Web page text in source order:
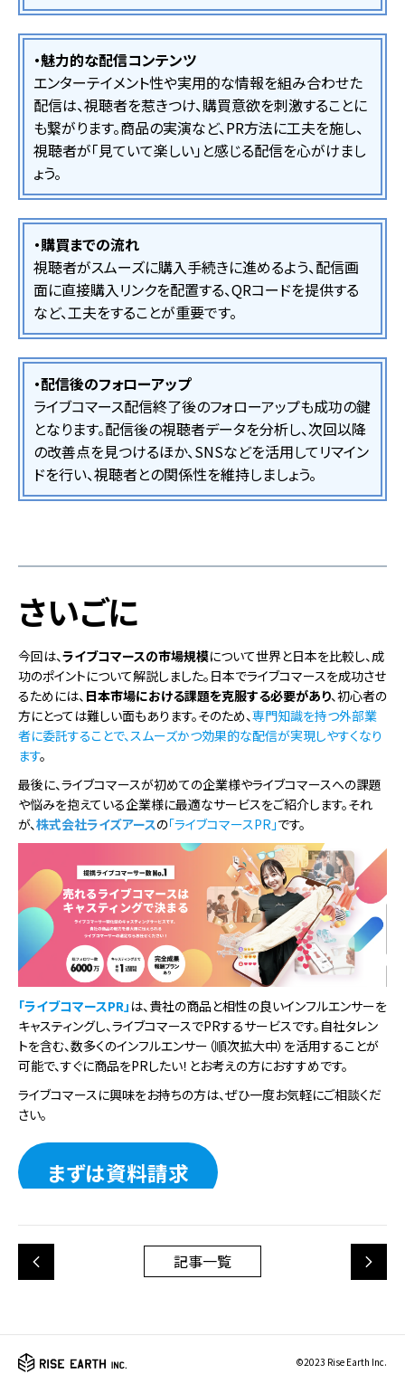
・魅力的な配信コンテンツ
エンターテイメント性や実用的な情報を組み合わせた
配信は、視聴者を惹きつけ、購買意欲を刺激することに
も繋がります。商品の実演など、PR方法に工夫を施し、
視聴者が「見ていて楽しい」と感じる配信を心がけまし
ょう。
・購買までの流れ
視聴者がスムーズに購入手続きに進めるよう、配信画
面に直接購入リンクを配置する、QRコードを提供する
など、工夫をすることが重要です。
・配信後のフォローアップ
ライブコマース配信終了後のフォローアップも成功の鍵
となります。配信後の視聴者データを分析し、次回以降
の改善点を見つけるほか、SNSなどを活用してリマイン
ドを行い、視聴者との関係性を維持しましょう。
さいごに
今回は、ライブコマースの市場規模について世界と日本を比較し、成
功のポイントについて解説しました。日本でライブコマースを成功させ
るためには、 日本市場における課題を克服する必要があり、初心者の
方にとっては難しい面もあります。そのため、専門知識を持つ外部業
者に委託することで、スムーズかつ効果的な配信が実現しやすくなり
ます。
最後に、ライブコマースが初めての企業様やライブコマースへの課題
や悩みを抱えている企業様に最適なサービスをご紹介します。​​それ
が、株式会社ライズアースの「ライブコマースPR」です。
「ライブコマースPR」 は、貴社の商品と相性の良いインフルエンサーを
キャスティングし、ライブコマースでPRするサービスです。自社タレン
トを含む、数多くのインフルエンサー（順次拡大中）を活用することが
可能で、すぐに商品をPRしたい！とお考えの方におすすめです。
ライブコマースに興味をお持ちの方は、ぜひ一度お気軽にご相談くだ
さい。
まずは資料請求
記事一覧
©2023 Rise Earth Inc.